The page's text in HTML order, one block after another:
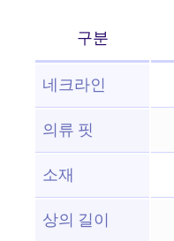
구분
네크라인
의류 핏
소재
상의 길이